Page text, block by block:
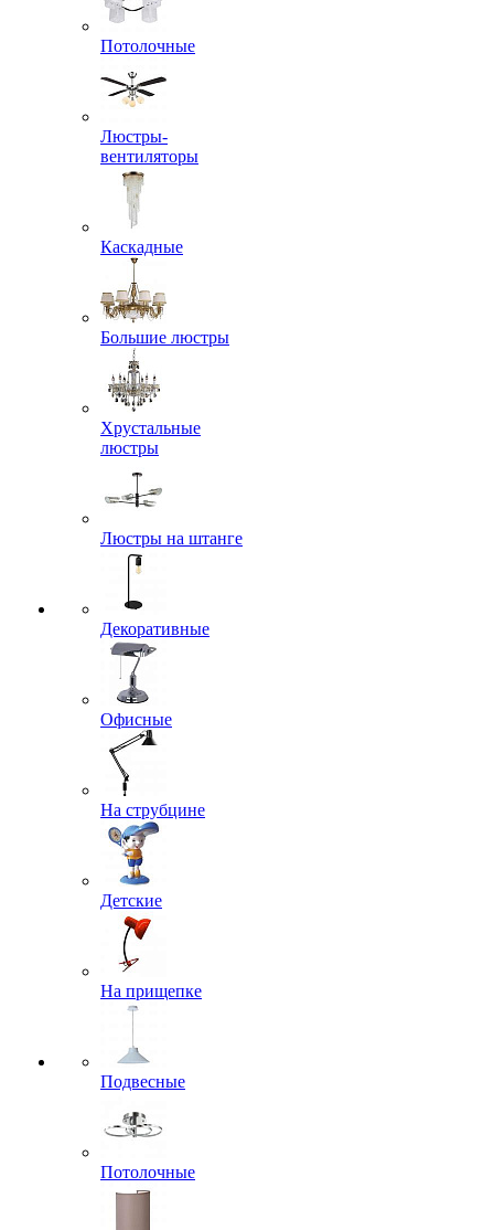
Потолочные
Люстры-
вентиляторы
Каскадные
Большие люстры
Хрустальные
люстры
Люстры на штанге
Декоративные
Офисные
На струбцине
Детские
На прищепке
Подвесные
Потолочные